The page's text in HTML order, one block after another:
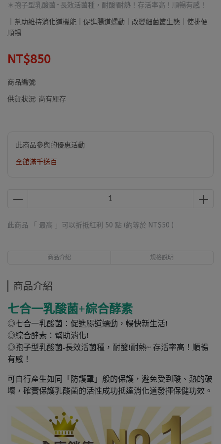
＊孢子型乳酸菌-長效活菌種，耐酸!耐熱！存活率高！順暢有感！
｜幫助維持消化道機能｜促進腸道蠕動｜改變細菌叢生態｜使排便
順暢
NT$850
商品編號:
供貨狀況: 尚有庫存
此商品參與的優惠活動
全館滿千送百
此商品 「 最高 」可以折抵紅利 50 點 (約等於 NT$50 )
商品介紹 規格說明
商品介紹
七合一乳酸菌+綜合酵素
◎七合一乳酸菌：促進腸道蠕動，暢快新生活!
◎綜合酵素：幫助消化!
◎孢子型乳酸菌-長效活菌種，耐酸!耐熱~ 存活率高！順暢
有感！
可自行產生如同「防護罩」般的保護，避免受到酸、熱的破
壞，確實保護乳酸菌的活性成功抵達消化道發揮保健功效。